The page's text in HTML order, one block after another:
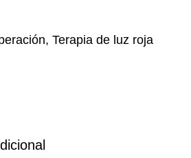
,Terapia de luz roja